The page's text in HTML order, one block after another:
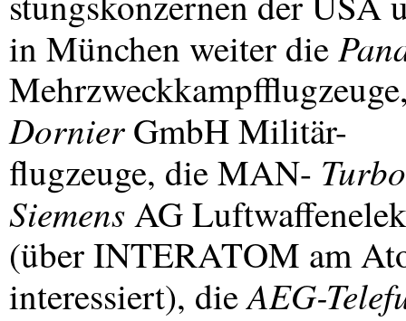
in München weiter die
DornierGmbH Militär-
flugzeuge, dieMAN- Turbo
SiemensAG
(überINTERATOM am
interessiert), dieAEG-